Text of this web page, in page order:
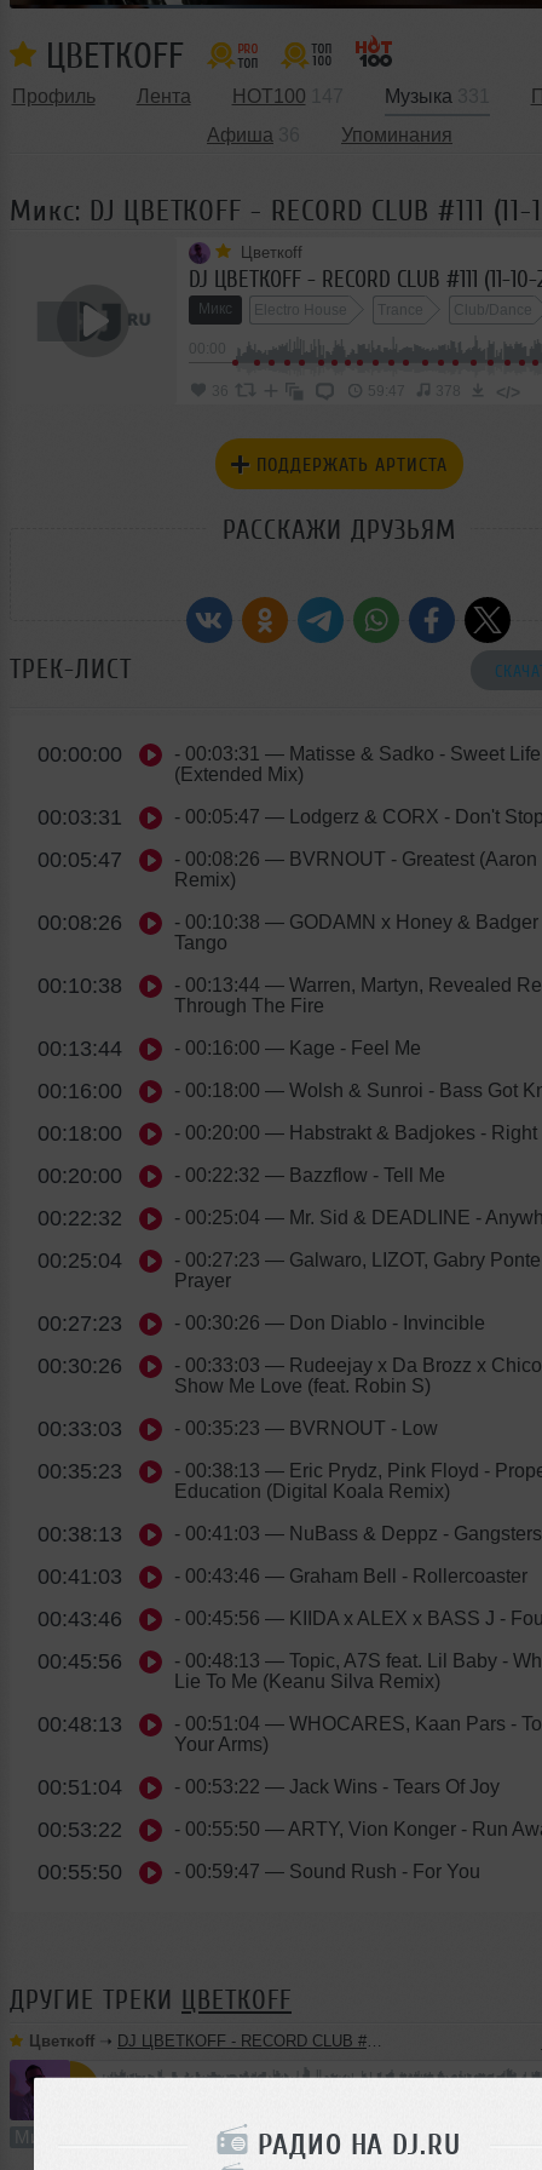
РАДИО НА DJ.RU
ЦВЕТКОFF
Профиль Лента HOT100 Музыка
Афиша
Упоминания
Микс: DJ ЦВЕТКОFF - RECORD CLUB #111
Цветкоff
DJ ЦВЕТКОFF - RECORD CLUB #111 (11-
Микс Electro House Trance Club/Dance
36 59:47 378 </>
ПОДДЕРЖАТЬ АРТИСТА
РАССКАЖИ ДРУЗЬЯМ
ТРЕК-ЛИСТ
00:00:00 - 00:03:31 — Matisse & Sadko - Sweet Life
(Extended Mix)
00:03:31 - 00:05:47 — Lodgerz & CORX - Don't
00:05:47 - 00:08:26 — BVRNOUT - Greatest (Aaron
Remix)
00:08:26 - 00:10:38 — GODAMN x Honey & Badger
Tango
00:10:38 - 00:13:44 — Warren, Martyn, Revealed
Through The Fire
00:13:44 - 00:16:00 — Kage - Feel Me
00:16:00 - 00:18:00 — Wolsh & Sunroi - Bass Got
00:18:00 - 00:20:00 — Habstrakt & Badjokes - Right
00:20:00 - 00:22:32 — Bazzflow - Tell Me
00:22:32 - 00:25:04 — Mr. Sid & DEADLINE -
00:25:04 - 00:27:23 — Galwaro, LIZOT, Gabry
Prayer
00:27:23 - 00:30:26 — Don Diablo - Invincible
00:30:26 - 00:33:03 — Rudeejay x Da Brozz x
Show Me Love (feat. Robin S)
00:33:03 - 00:35:23 — BVRNOUT - Low
00:35:23 - 00:38:13 — Eric Prydz, Pink Floyd -
Education (Digital Koala Remix)
00:38:13 - 00:41:03 — NuBass & Deppz - Gangsters
00:41:03 - 00:43:46 — Graham Bell - Rollercoaster
00:43:46 - 00:45:56 — KIIDA x ALEX x BASS J -
00:45:56 - 00:48:13 — Topic, A7S feat. Lil Baby -
Lie To Me (Keanu Silva Remix)
00:48:13 - 00:51:04 — WHOCARES, Kaan Pars -
Your Arms)
00:51:04 - 00:53:22 — Jack Wins - Tears Of Joy
00:53:22 - 00:55:50 — ARTY, Vion Konger - Run
00:55:50 - 00:59:47 — Sound Rush - For You
ДРУГИЕ ТРЕКИ ЦВЕТКОFF
Цветкоff ➝ DJ ЦВЕТКОFF - RECORD CLUB #188 (15-05-2022)
Микс В плейлист (в 4 плейлистах)